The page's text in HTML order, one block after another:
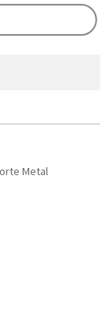
Metal